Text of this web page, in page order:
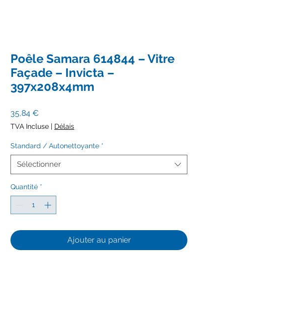
Poêle Samara 614844 – Vitre
Façade – Invicta –
397x208x4mm
35,84 €
TVA Incluse | Délais
Standard / Autonettoyante *
Sélectionner
Quantité *
Ajouter au panier